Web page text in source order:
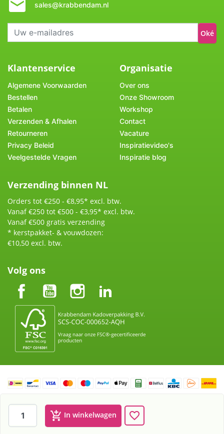
add_shopping_cart In winkelwagen favorite_border
sales@krabbendam.nl
Oké
Klantenservice
Algemene Voorwaarden
Bestellen
Betalen
Verzenden & Afhalen
Retourneren
Privacy Beleid
Veelgestelde Vragen
Organisatie
Over ons
Onze Showroom
Workshop
Contact
Vacature
Inspiratievideo's
Inspiratie blog
Verzending binnen NL
Orders tot €250 - €8,95* excl. btw.
Vanaf €250 tot €500 - €3,95* excl. btw.
Vanaf €500 gratis verzending
* kerstpakket- & vouwdozen:
€10,50 excl. btw.
Volg ons
Krabbendam Kadoverpakking BV KvK nummer: 60913908 te
Rotterdam BTW: NL854117313b01
Webshop door Tajriba